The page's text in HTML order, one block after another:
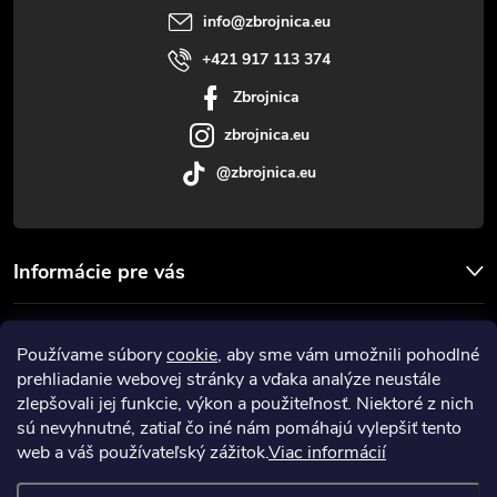
Používame súborycookie, aby sme vám umožnili pohodlné
prehliadanie webovej stránky a vďaka analýze neustále
zlepšovali jej funkcie, výkon a použiteľnosť. Niektoré z nich
sú nevyhnutné, zatiaľ čo iné nám pomáhajú vylepšiť tento
web a váš používateľský zážitok.Viac informácií
p
i
s
u
Informácie pre vás
Prijímame online platby
info@zbrojnica.eu
+421 917 113 374
Zbrojnica
zbrojnica.eu
@zbrojnica.eu